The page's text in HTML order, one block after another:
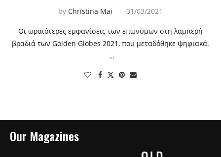
by Christina Mai 01/03/2021
Οι ωραιότερες εμφανίσεις των επωνύμων στη λαμπερή
βραδιά των Golden Globes 2021, που μεταδόθηκε ψηφιακά.
…
Our Magazines